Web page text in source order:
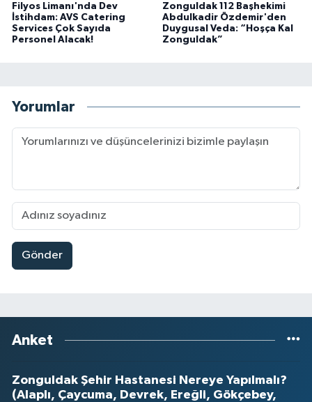
Filyos Limanı'nda Dev
İstihdam: AVS Catering
Services Çok Sayıda
Personel Alacak!
Zonguldak 112 Başhekimi
Abdulkadir Özdemir'den
Duygusal Veda: “Hoşça Kal
Zonguldak”
Yorumlar
Gönder
Anket
Zonguldak Şehir Hastanesi Nereye Yapılmalı?
(Alaplı, Çaycuma, Devrek, Ereğli, Gökçebey,